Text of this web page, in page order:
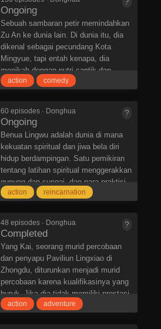
dengan dramatis memusnahkan para
iblis dalam satu gerakan. Ia
menyelesaikan perselisihan di tiga
alam dan menyelamatkan dunia dan
semua makhluk hidup.
kembali. Ujian surga dan ujian ini
adalah untuk membangun kembali
Ongoing
Sebuah sambaran petir memindahkan
Zu An ke dunia lain. Di dunia itu, dia
dikenal sebagai pecundang Kota
Mingyue, tapi entah kenapa, dia
menikah dengan putri cantik dan
berbakat dari Keluarga Chu?
berkultivasi? Kenapa ada begitu
banyak orang yang menginginkan
hidupku? Dan yang paling penting dari
semuanya, bagaimana aku bisa
berada di ranjang kakak iparku pada
malam pernikahanku?!
Itu adalah titik awal yang mengerikan
bagi Zu An, tapi untungnya, sebagai
kehidupan sebelumnya, dunia
memberinya keyboard di kehidupan ini
juga sehingga dia bisa membalikkan
keadaan. Melalui aksi jahil dan
amukannya, dia akan berdiri di atas
mayat musuh-musuhnya yang
terbakar dan naik ke puncak dunia!
action comedy
60 episodes · Donghua
Ongoing
?
Benua Lingwu adalah dunia di mana
kekuatan spiritual dan jiwa bela diri
hidup berdampingan. Satu pemikiran
tentang latihan spiritual menggerakkan
gunung dan sungai, dan para praktisi
mengobrak-abrik dunia dengan tangan
dirinya dan mengeringkan lautan
spiritualnya setelah ia berusia sepuluh
tahun. Sejak itu, ia menjadi sampah
keluarga dan dipandang rendah oleh
orang lain. Selama perjuangan hidup
dan mati, Chen Tian jatuh dari tebing
dan secara tidak sengaja memasuki
formasi yang dibentuk oleh kaisar
action reincarnation
48 episodes · Donghua
Completed
?
Yang Kai, seorang murid percobaan
dan penyapu Paviliun Lingxiao di
Zhongdu, diturunkan menjadi murid
percobaan karena kualifikasinya yang
buruk. Jika dia tidak memiliki prestasi
dalam tiga tahun, dia akan dikeluarkan
action adventure